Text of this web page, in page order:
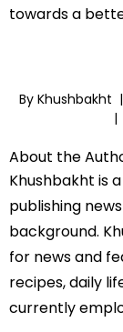
towards a
By Khushbakht |
|
About the
Khushbakht is
publishing
background.
for news and
recipes, daily
currently